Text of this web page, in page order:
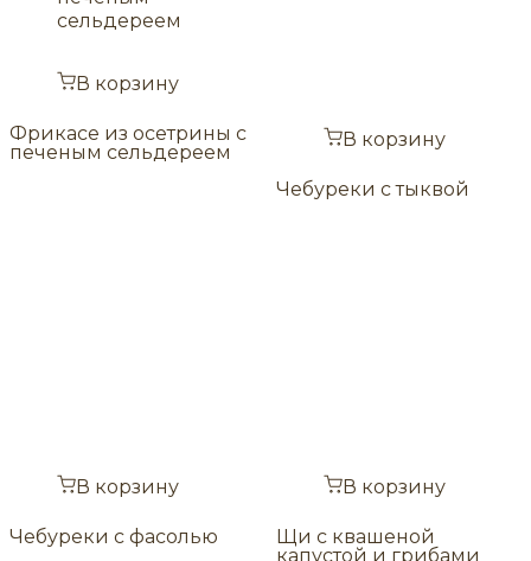
В корзину
Фрикасе из осетрины с
печеным сельдереем
В корзину
Чебуреки с тыквой
В корзину
Чебуреки с фасолью
В корзину
Щи с квашеной
капустой и грибами